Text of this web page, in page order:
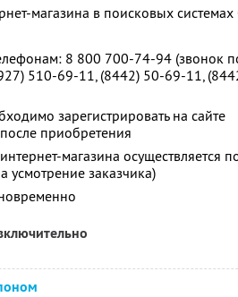
магазина в поисковых
8 800 700-74-94 (звонок
510-69-11, (8442) 50-69-11,
зарегистрировать на сайте
приобретения
магазина осуществляется
усмотрение заказчика)